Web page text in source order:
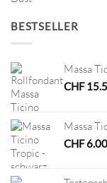
BESTSELLER
Massa
CHF
Massa
CHF6.00